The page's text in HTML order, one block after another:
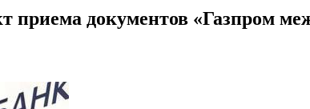
документов «Газпром